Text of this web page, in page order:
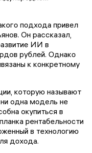
подхода привел
Он рассказал,
ИИ в
рублей. Однако
к конкретному
которую называют
одна модель не
окупиться в
рентабельности
в технологию
дохода.